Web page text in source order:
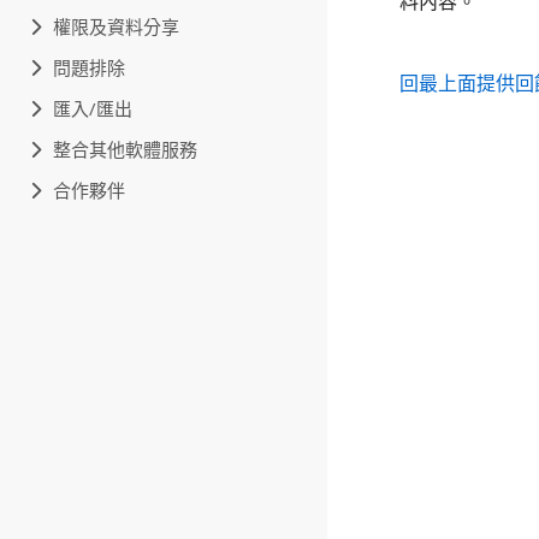
權限及資料分享
問題排除
匯入/匯出
整合其他軟體服務
合作夥伴
回最上面提供回